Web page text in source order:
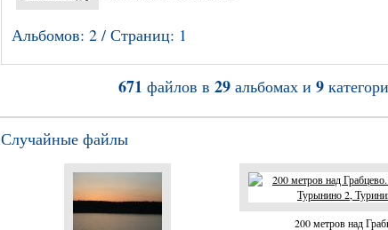
Альбомов: 2 / Страниц: 1
671 файлов в 29альбомах и 9
Случайные файлы
200 метров над